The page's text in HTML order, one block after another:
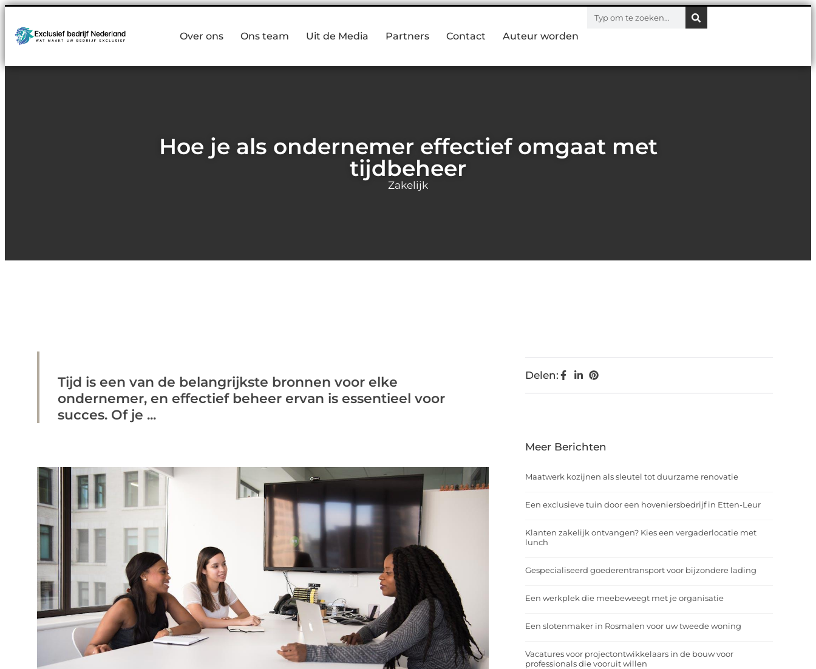
Over ons Ons team Uit de Media Partners Contact Auteur worden
Hoe je als ondernemer effectief omgaat met
tijdbeheer
Zakelijk
Tijd is een van de belangrijkste bronnen voor elke
ondernemer, en effectief beheer ervan is essentieel voor
succes. Of je ...
Delen:
Meer Berichten
Maatwerk kozijnen als sleutel tot duurzame renovatie
Een exclusieve tuin door een hoveniersbedrijf in Etten-Leur
Klanten zakelijk ontvangen? Kies een vergaderlocatie met
lunch
Gespecialiseerd goederentransport voor bijzondere lading
Een werkplek die meebeweegt met je organisatie
Een slotenmaker in Rosmalen voor uw tweede woning
Vacatures voor projectontwikkelaars in de bouw voor
professionals die vooruit willen